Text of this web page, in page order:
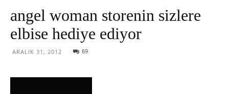
angel woman storenin sizlere
elbise hediye ediyor
ARALIK 31, 2012 69